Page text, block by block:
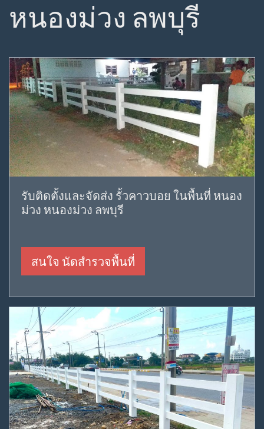
สั่งสินค้ากับเรา จำเป็นที่จะต้องได้สินค้าตรงตามเวลา
เพื่อให้ทันใช้งาน
จะทำการเก็บเงินมัดจำ ก็ต่อเมื่อสินค้าถึงหน้างานแล้ว
เท่านั้น
ชำระเงินปลายทางกรณีที่ทางลูกค้าต้องการติดตั้งเอง
สามารถสั่งวัสดุไปส่ง และรอรับที่บ้าน สามารถจ่ายเงิน
หรือโอนชำระเมื่อได้รับสิ้นค้า
ประเมินราคาทางลูกค้าสามารถส่งขนาดและแปลน
ทางไลน์ และให้ทีมงานมืออาชีพคำนวณ ค่าใช้จ่ายเพื่อ
ประเมินราคาให้ก่อนได้
กดเพื่อ สอบถาม
รับติดตั้งและจัดส่ง
รั้วคาวบอย ในเขต
พื้นที่ หนองม่วง
หนองม่วง ลพบุรี